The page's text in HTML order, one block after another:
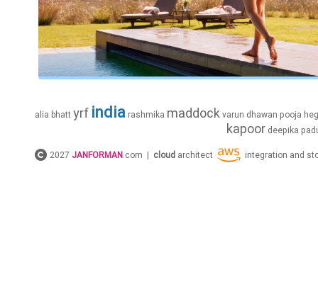
alia bhatt yrf india rashmika maddock varun dhawan pooja
kapoor deepika
2027 JANFORMAN .com | cloud architect integration and